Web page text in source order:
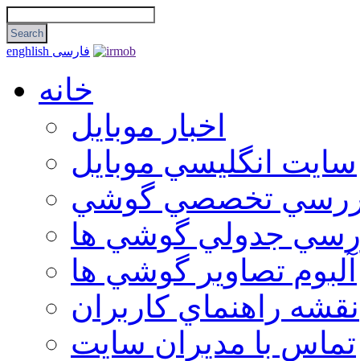
enghlish فارسی
خانه
اخبار موبایل
سايت انگليسي موبايل
تخصصي گوشي
جدولي گوشي ها
آلبوم تصاوير گوشي ها
نقشه راهنماي كاربران
تماس با مديران سايت